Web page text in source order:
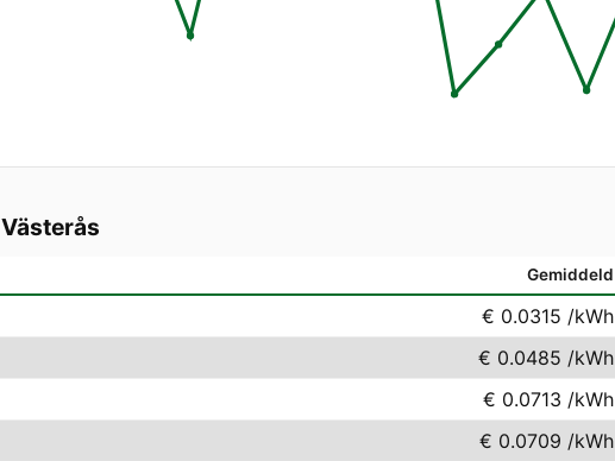
Västerås
Gemiddeld
€ 0.0315 /kWh
€ 0.0485 /kWh
€ 0.0713 /kWh
€ 0.0709 /kWh